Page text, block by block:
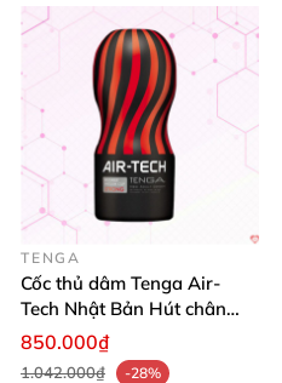
TENGA
Cốc thủ dâm Tenga Air-
Tech Nhật Bản Hút chân
không Siêu mềm Mua ngay
850.000₫
1.042.000₫
-28%